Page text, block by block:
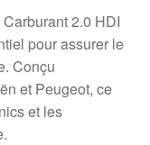
2.0 HDI
pour assurer le
Conçu
et Peugeot, ce
et les